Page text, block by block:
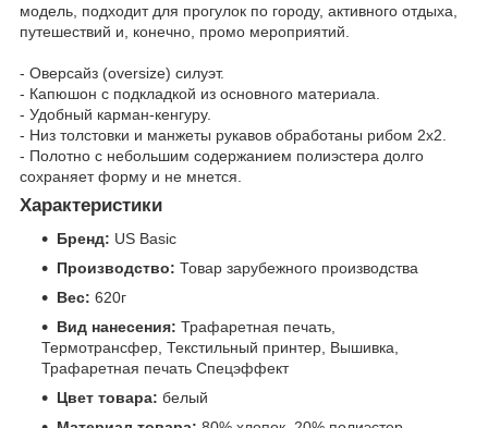
модель, подходит для прогулок по городу, активного отдыха,
путешествий и, конечно, промо мероприятий.
- Оверсайз (oversize) силуэт.
- Капюшон с подкладкой из основного материала.
- Удобный карман-кенгуру.
- Низ толстовки и манжеты рукавов обработаны рибом 2x2.
- Полотно с небольшим содержанием полиэстера долго
сохраняет форму и не мнется.
Характеристики
Бренд: US Basic
Производство: Товар зарубежного производства
Вес: 620г
Вид нанесения: Трафаретная печать,
Термотрансфер, Текстильный принтер, Вышивка,
Трафаретная печать Спецэффект
Цвет товара: белый